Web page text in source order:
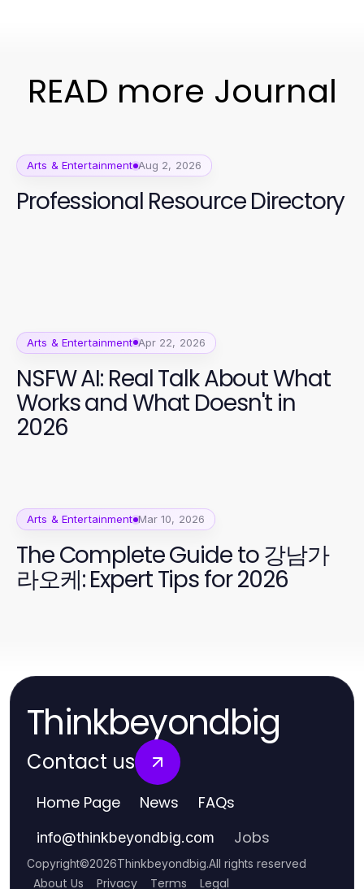
READ more Journal
Arts & Entertainment Aug 2, 2026
Professional Resource Directory
Arts & Entertainment Apr 22, 2026
NSFW AI: Real Talk About What
Works and What Doesn't in
2026
Arts & Entertainment Mar 10, 2026
The Complete Guide to 강남가
라오케: Expert Tips for 2026
Thinkbeyondbig
Contact us
Home Page News FAQs
info@thinkbeyondbig.com Jobs
Copyright©2026Thinkbeyondbig.All rights reserved
About Us Privacy Terms Legal